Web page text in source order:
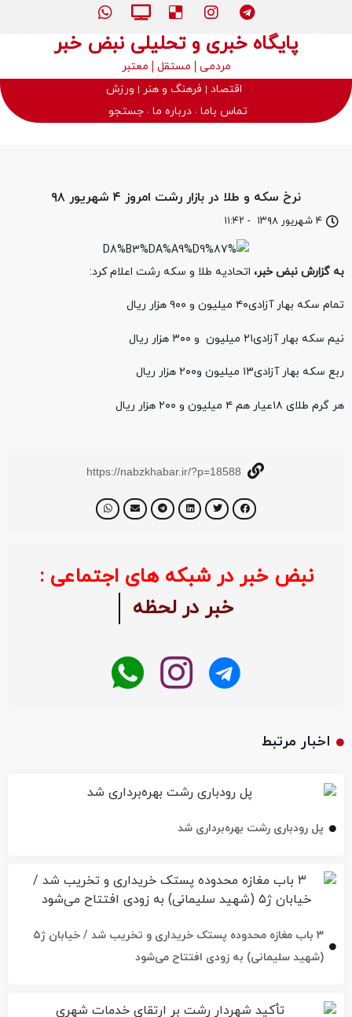
پایگاه خبری و تحلیلی نبض خبر
مردمی مستقل
معتبر
اقتصاد
فرهنگ و هنر
ورزش
تماس باما درباره ما جستجو
۴ شهریور ۱۳۹۸ - ۱۱:۴۲
نرخ سکه و طلا در بازار رشت امروز ۴ شهریور ۹۸
به گزارش نبض خبر، اتحادیه طلا و سکه رشت اعلام کرد:
تمام سکه بهار آزادی۴۰ میلیون و ۹۰۰ هزار ریال
نیم سکه بهار آزادی۲۱ میلیون و ۳۰۰ هزار ریال
ربع سکه بهار آزادی۱۳ میلیون و۲۰۰ هزار ریال
هر گرم طلای ۱۸عیار هم ۴ میلیون و ۲۰۰ هزار ریال
https://nabzkhabar.ir/?p=18588
نبض خبر در شبکه های اجتماعی :
خبر در لحظه
اخبار مرتبط
پل رودباری رشت بهره‌برداری شد
۳ باب مغازه محدوده پستک خریداری و تخریب شد / خیابان ژ۵
(شهید سلیمانی) به زودی افتتاح می‌شود